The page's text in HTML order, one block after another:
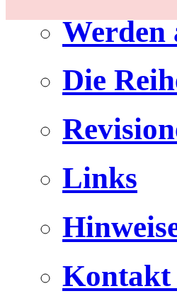
Werden
Die
Links
Kontakt